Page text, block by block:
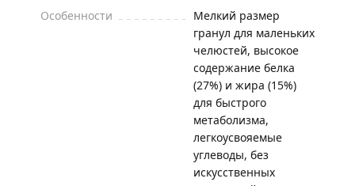
Особенности
Мелкий размер
гранул для маленьких
челюстей, высокое
содержание белка
(27%) и жира (15%)
для быстрого
метаболизма,
легкоусвояемые
углеводы, без
искусственных